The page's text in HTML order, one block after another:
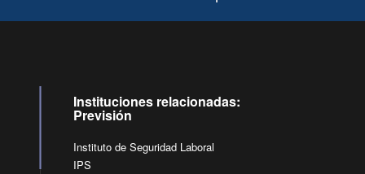
Instituciones relacionadas:
Previsión
Instituto de Seguridad Laboral
IPS